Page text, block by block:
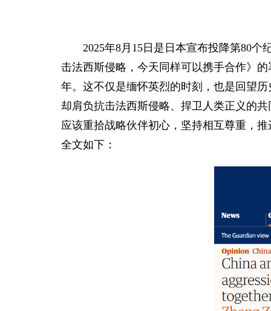
2025年8月15日是日本宣布投降第80
击法西斯侵略，今天同样可以携手合作》
年。这不仅是缅怀英烈的时刻，也是回望
却肩负抗击法西斯侵略、捍卫人类正义的
应该重拾战略伙伴初心，坚持相互尊重，
全文如下：